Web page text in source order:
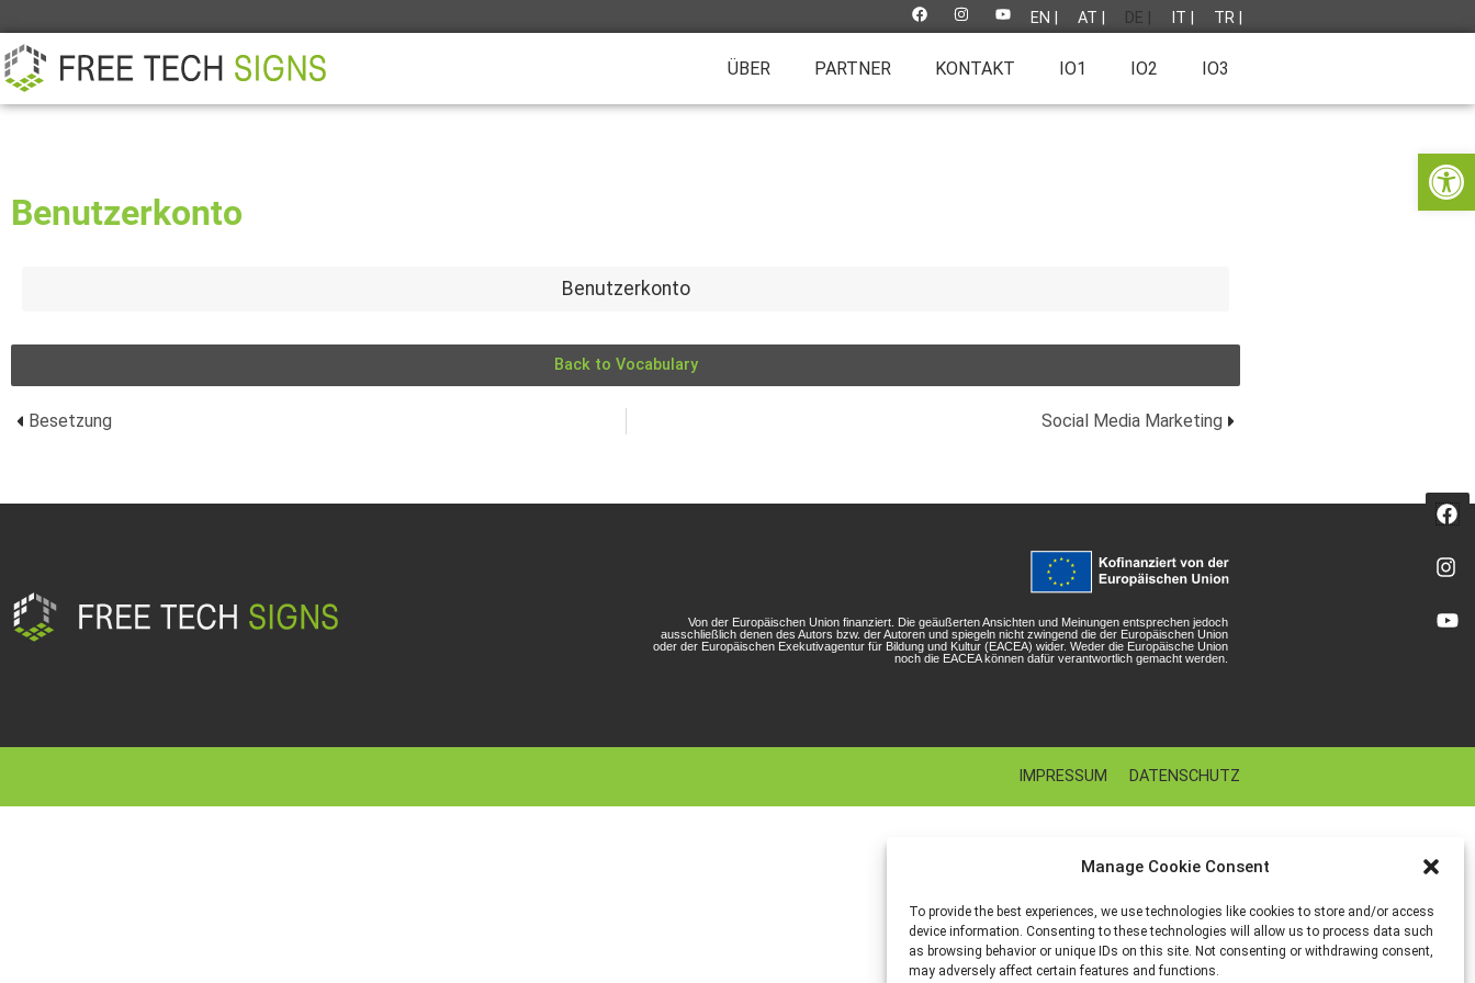
Manage Cookie Consent
To provide the best experiences, we use technologies like cookies to store and/or access
device information. Consenting to these technologies will allow us to process data such
as browsing behavior or unique IDs on this site. Not consenting or withdrawing consent,
may adversely affect certain features and functions.
EN | AT | DE | IT | TR |
ÜBER PARTNER KONTAKT IO1 IO2 IO3
Benutzerkonto
Benutzerkonto
Back to Vocabulary
Besetzung Social Media Marketing
Von der Europäischen Union finanziert. Die geäußerten Ansichten und Meinungen entsprechen jedoch
ausschließlich denen des Autors bzw. der Autoren und spiegeln nicht zwingend die der Europäischen Union
oder der Europäischen Exekutivagentur für Bildung und Kultur (EACEA) wider. Weder die Europäische Union
noch die EACEA können dafür verantwortlich gemacht werden.
IMPRESSUM DATENSCHUTZ